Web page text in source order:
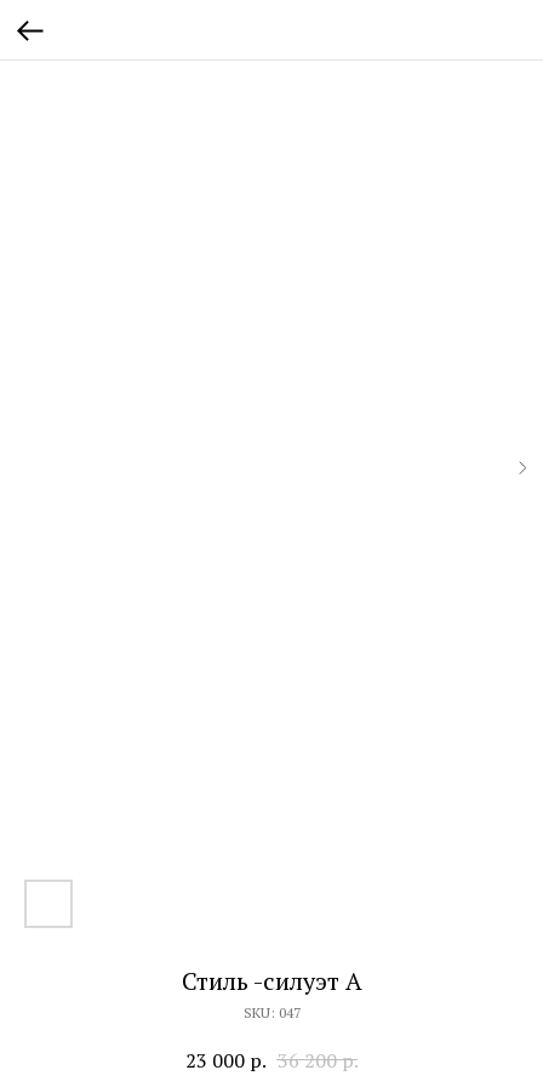
Стиль -силуэт А
SKU: 047
23 000 р. 36 200р.